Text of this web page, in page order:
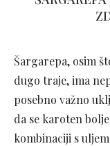
Šargarepa, osim
dugo traje, ima
posebno važno
da se karoten
kombinaciji s